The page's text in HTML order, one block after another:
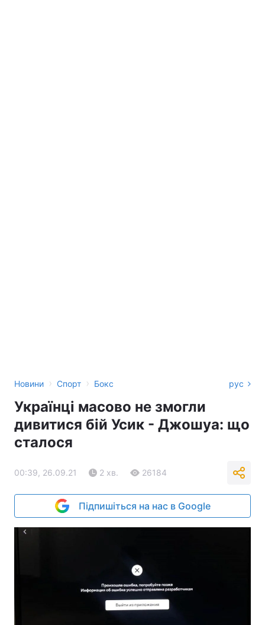
Новини › Спорт › Бокс рус
Українці масово не змогли
дивитися бій Усик - Джошуа: що
сталося
00:39, 26.09.21 2 хв. 26184
Підпишіться на нас в Google